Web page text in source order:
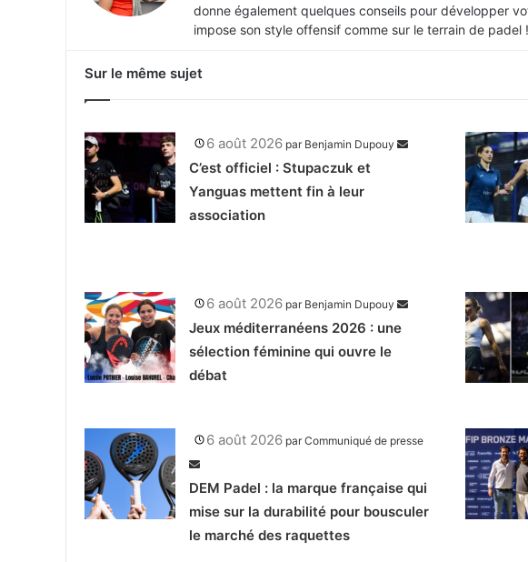
donne également quelques conseils pour développer
impose son style offensif comme sur le terrain de padel !
Sur le même sujet
6 août 2026 par Benjamin Dupouy
C’est officiel : Stupaczuk et
Yanguas mettent fin à leur
association
6 août 2026 par Benjamin Dupouy
Jeux méditerranéens 2026 : une
sélection féminine qui ouvre le
débat
6 août 2026 parCommuniqué de presse
DEM Padel : la marque française qui
mise sur la durabilité pour bousculer
le marché des raquettes